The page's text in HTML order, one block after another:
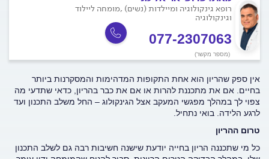
רופא גינקולוגיה ומיילדות (נשים) ,מומחה ליילוד
וגינקולוגיה
077-2307063
(מספר מקשר)
אין ספק שהריון הוא אחת התקופות המדהימות והמסקרנות ביותר
בחיים. אם את מתכננת להרות או אם את כבר בהריון, כדאי שתדעי מה
צפוי לך במהלך מפגשי המעקב אצל הגינקולוג – החל משלב התכנון ועד
לרגע הלידה. בואי נתחיל.
טרום ההריון
כל מי שתכננה הריון בחייה יודעת שישנה חשיבות רבה גם לשלב התכנון